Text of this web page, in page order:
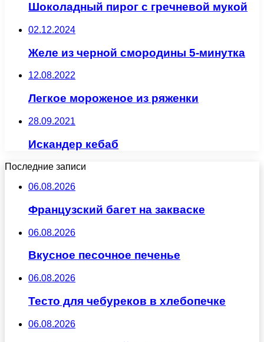
Шоколадный пирог с гречневой мукой
02.12.2024
Желе из черной смородины 5-минутка
12.08.2022
Легкое мороженое из ряженки
28.09.2021
Искандер кебаб
Последние записи
06.08.2026
Французский багет на закваске
06.08.2026
Вкусное песочное печенье
06.08.2026
Тесто для чебуреков в хлебопечке
06.08.2026